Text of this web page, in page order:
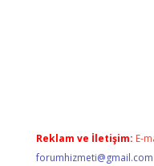
Reklam ve İletişim: E-
forumhizmeti@gmail.com